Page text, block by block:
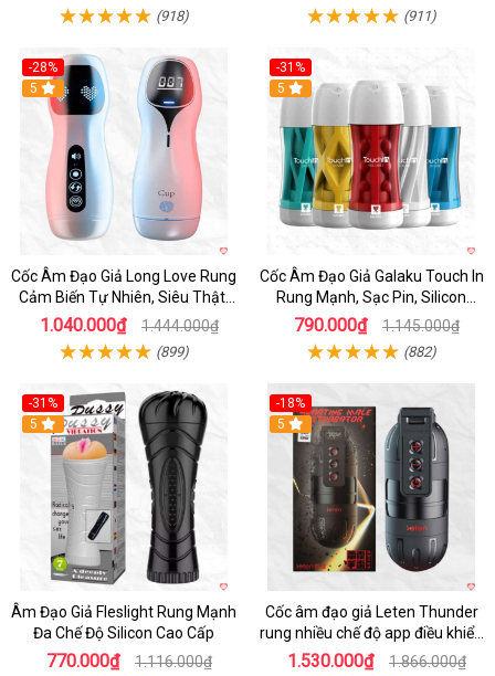
(918) (911)
-28%
5
Cốc Âm Đạo Giả Long Love Rung
Cảm Biến Tự Nhiên, Siêu Thật,
Sướng
1.040.000₫ 1.444.000₫
(899)
-31%
Hot
5
Cốc Âm Đạo Giả Galaku Touch In
Rung Mạnh, Sạc Pin, Silicon
Mềm
790.000₫ 1.145.000₫
(882)
-31%
5
Âm Đạo Giả Fleslight Rung Mạnh
Đa Chế Độ Silicon Cao Cấp
770.000₫ 1.116.000₫
-18%
5
Cốc âm đạo giả Leten Thunder
rung nhiều chế độ app điều khiển
tiện lợi
1.530.000₫ 1.866.000₫